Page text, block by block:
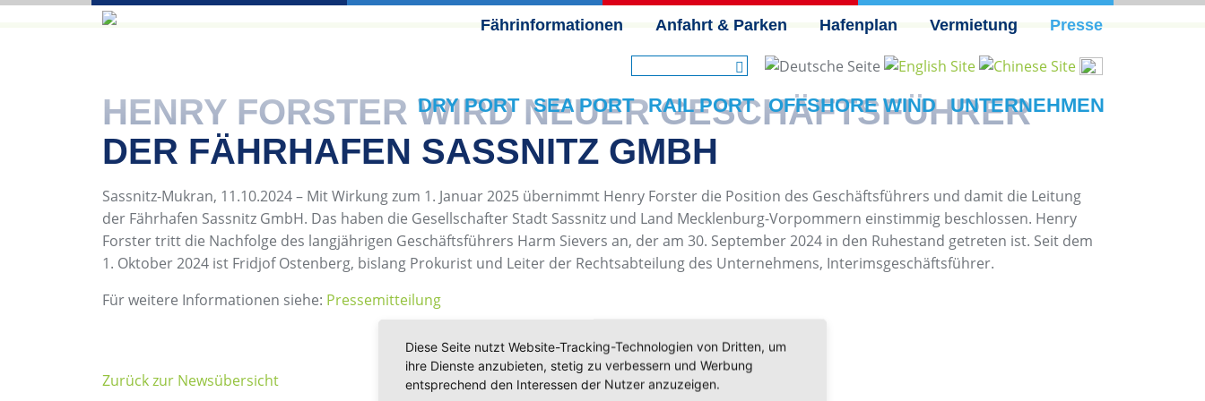
Fährinformationen Anfahrt & Parken Hafenplan Vermietung Presse
NAVIGATION ÜBERSPRINGEN
DRY PORT SEA PORT RAIL PORT OFFSHORE WIND UNTERNEHMEN
HENRY FORSTER WIRD NEUER GESCHÄFTSFÜHRER
DER FÄHRHAFEN SASSNITZ GMBH
Sassnitz-Mukran, 11.10.2024 – Mit Wirkung zum 1. Januar 2025 übernimmt Henry Forster die Position des Geschäftsführers und damit die Leitung
der Fährhafen Sassnitz GmbH. Das haben die Gesellschafter Stadt Sassnitz und Land Mecklenburg-Vorpommern einstimmig beschlossen. Henry
Forster tritt die Nachfolge des langjährigen Geschäftsführers Harm Sievers an, der am 30. September 2024 in den Ruhestand getreten ist. Seit dem
1. Oktober 2024 ist Fridjof Ostenberg, bislang Prokurist und Leiter der Rechtsabteilung des Unternehmens, Interimsgeschäftsführer.
Für weitere Informationen siehe: Pressemitteilung
Zurück zur Newsübersicht
Diese Seite nutzt Website-Tracking-Technologien von Dritten, um
ihre Dienste anzubieten, stetig zu verbessern und Werbung
entsprechend den Interessen der Nutzer anzuzeigen.